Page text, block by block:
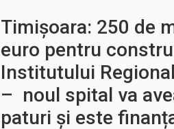
Timișoara: 250 de
euro pentru
Institutului
– noul spital va
paturi și este